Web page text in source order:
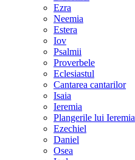
Ezra
Neemia
Estera
Iov
Psalmii
Proverbele
Eclesiastul
Cantarea cantarilor
Isaia
Ieremia
Plangerile lui Ieremia
Ezechiel
Daniel
Osea